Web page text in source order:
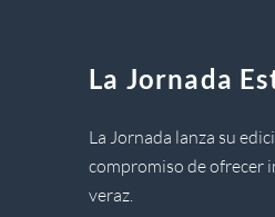
La Jornada
La Jornada lanza su
compromiso de ofrecer
veraz.